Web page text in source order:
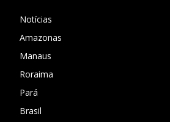
Notícias
Amazonas
Manaus
Roraima
Pará
Brasil